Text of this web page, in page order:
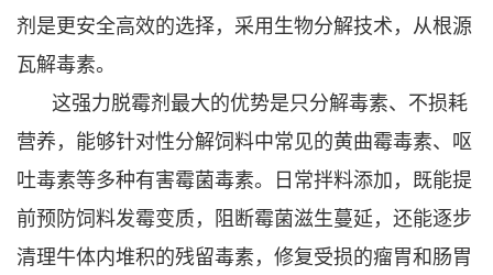
剂是更安全高效的选择，采用生物分解技术，从根源
瓦解毒素。
这强力脱霉剂最大的优势是只分解毒素、不损耗
营养，能够针对性分解饲料中常见的黄曲霉毒素、呕
吐毒素等多种有害霉菌毒素。日常拌料添加，既能提
前预防饲料发霉变质，阻断霉菌滋生蔓延，还能逐步
清理牛体内堆积的残留毒素，修复受损的瘤胃和肠胃